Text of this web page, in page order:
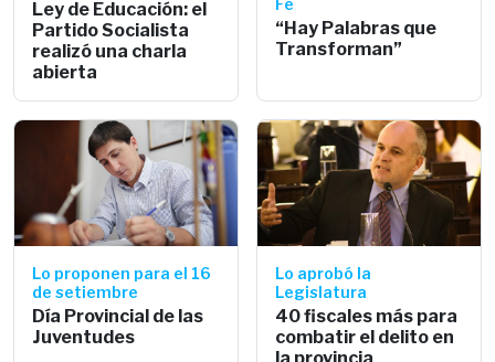
Ley de Educación: el
Partido Socialista
realizó una charla
abierta
Fe
“Hay Palabras que
Transforman”
Lo proponen para el 16
de setiembre
Día Provincial de las
Juventudes
Lo aprobó la
Legislatura
40 fiscales más para
combatir el delito en